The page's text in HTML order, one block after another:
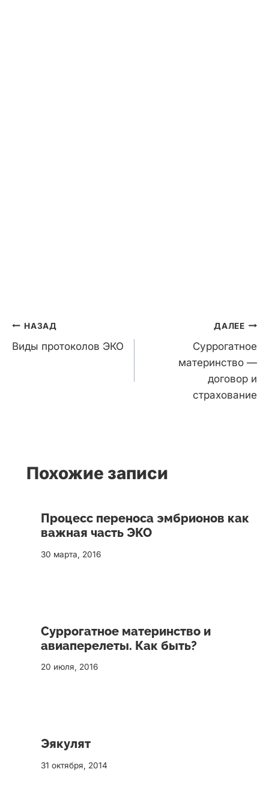
Навигация
по
НАЗАД
Виды протоколов ЭКО
ДАЛЕЕ
Суррогатное
материнство —
договор и
страхование
Похожие записи
Процесс переноса эмбрионов как
важная часть ЭКО
30 марта, 2016
Суррогатное материнство и
авиаперелеты. Как быть?
20 июля, 2016
Эякулят
31 октября, 2014